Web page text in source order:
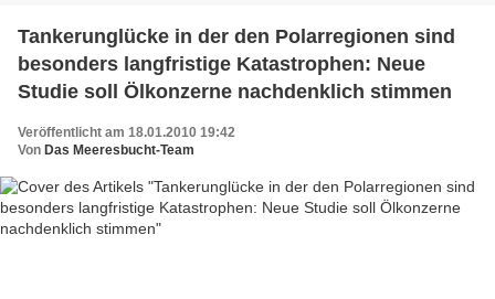
Tankerunglücke in der den Polarregionen sind
besonders langfristige Katastrophen: Neue
Studie soll Ölkonzerne nachdenklich stimmen
Veröffentlicht am 18.01.2010 19:42
Von Das Meeresbucht-Team